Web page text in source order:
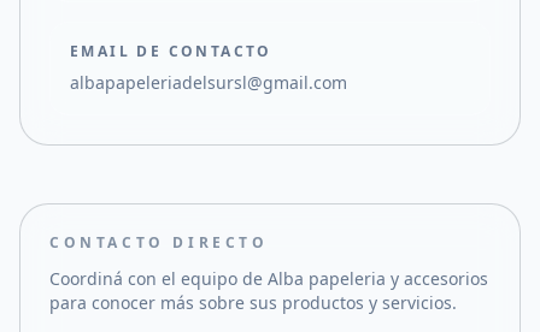
EMAIL DE CONTACTO
albapapeleriadelsursl@gmail.com
CONTACTO DIRECTO
Coordiná con el equipo de Alba papeleria y accesorios
para conocer más sobre sus productos y servicios.